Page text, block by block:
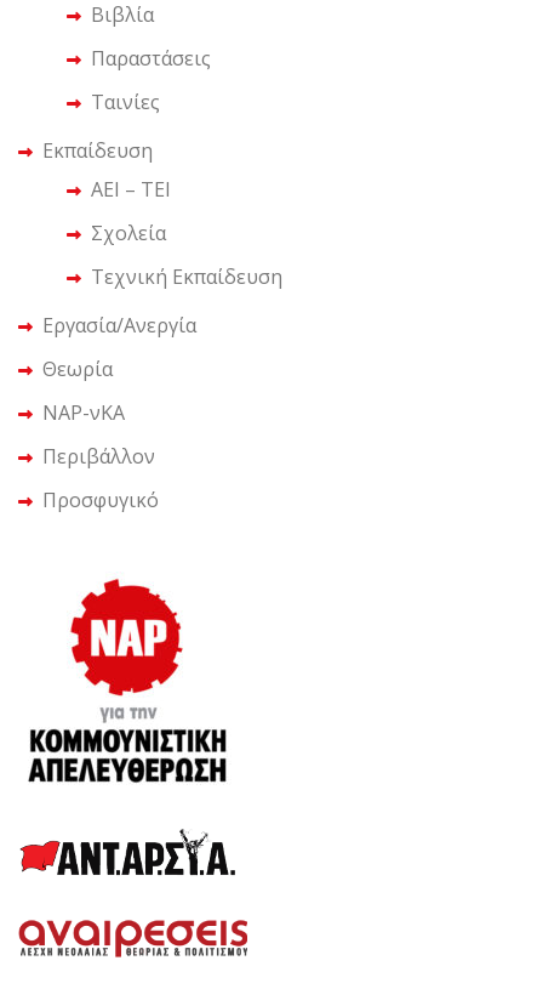
Βιβλία
Παραστάσεις
Ταινίες
Εκπαίδευση
ΑΕΙ – ΤΕΙ
Σχολεία
Τεχνική Εκπαίδευση
Εργασία/Ανεργία
Θεωρία
ΝΑΡ-νΚΑ
Περιβάλλον
Προσφυγικό